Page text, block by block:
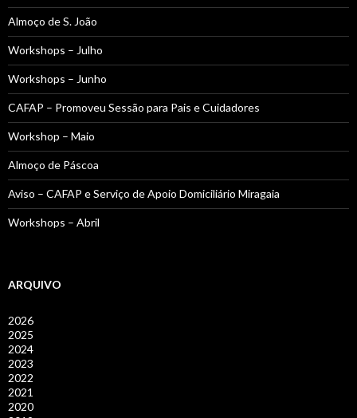
Almoço de S. João
Workshops – Julho
Workshops – Junho
CAFAP – Promoveu Sessão para Pais e Cuidadores
Workshop – Maio
Almoço de Páscoa
Aviso – CAFAP e Serviço de Apoio Domiciliário Miragaia
Workshops – Abril
ARQUIVO
2026
2025
2024
2023
2022
2021
2020